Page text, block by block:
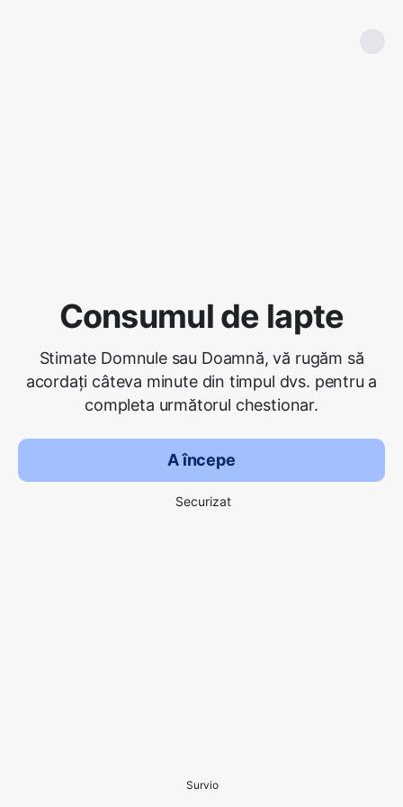
Consumul de lapte
Stimate Domnule sau Doamnă, vă rugăm să
acordați câteva minute din timpul dvs. pentru a
completa următorul chestionar.
A începe
Securizat
Survio